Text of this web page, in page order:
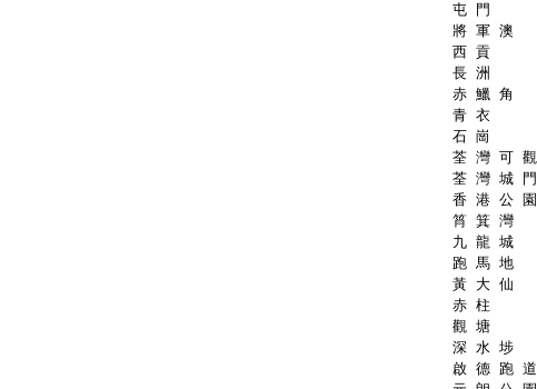
屯 門
將 軍 澳
西 貢
長 洲
赤 鱲 角
青 衣
石 崗
荃 灣 可
荃 灣 城
香 港 公
筲 箕 灣
九 龍 城
跑 馬 地
黃 大 仙
赤 柱
觀 塘
深 水 埗
啟 德 跑